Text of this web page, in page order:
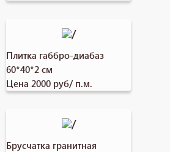
Плитка габбро-диабаз
60*40*2 см
Цена 2000 руб/ п.м.
Брусчатка гранитная